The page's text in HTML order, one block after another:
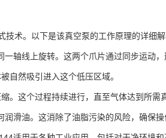
术。以下是该真空泵的工作原理的详细解
轴线上旋转。这两个爪片通过同步运动，
自然吸引进入这个低压区域。
这个过程持续进行，直至气体达到所需
滑油。这消除了油脂污染的风险，确保操